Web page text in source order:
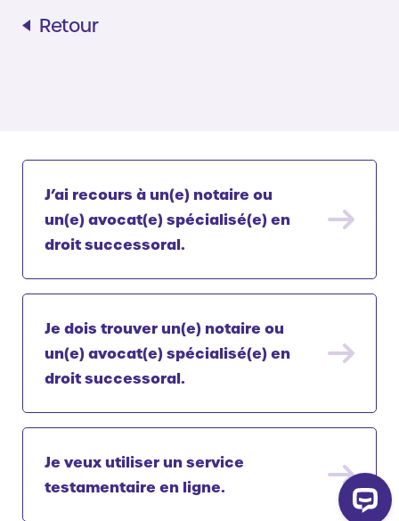
Retour
J’ai recours à un(e) notaire ou
un(e) avocat(e) spécialisé(e) en
droit successoral.
Je dois trouver un(e) notaire ou
un(e) avocat(e) spécialisé(e) en
droit successoral.
Je veux utiliser un service
testamentaire en ligne.